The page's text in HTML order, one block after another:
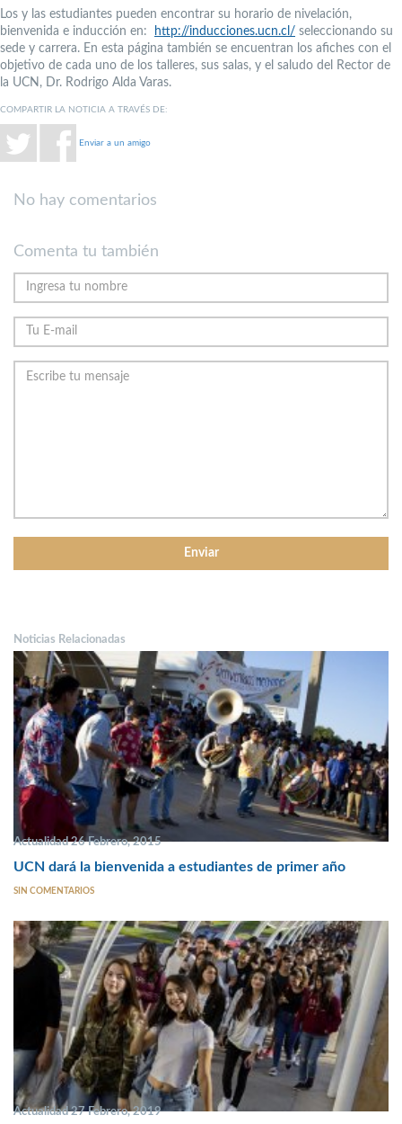
Los y las estudiantes pueden encontrar su horario de nivelación,
bienvenida e inducción en:
http://inducciones.ucn.cl/ seleccionando su
sede y carrera. En esta página también se encuentran los afiches con el
objetivo de cada uno de los talleres, sus salas, y el saludo del Rector de
la UCN, Dr. Rodrigo Alda Varas.
COMPARTIR LA NOTICIA A TRAVÉS DE:
Enviar a un amigo
No hay comentarios
Comenta tu también
Noticias Relacionadas
Actualidad 26 Febrero, 2015
UCN dará la bienvenida a estudiantes de primer año
SIN COMENTARIOS
Actualidad 27 Febrero, 2019